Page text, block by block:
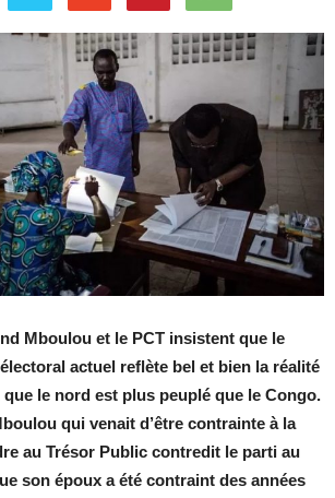
Mboulou et le PCT insistent que le
actuel reflète bel et bien la réalité
le nord est plus peuplé que le Congo.
qui venait d’être contrainte à la
au Trésor Public contredit le parti au
son époux a été contraint des années